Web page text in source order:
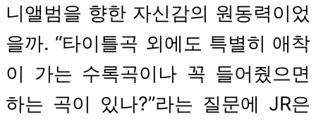
니앨범을 향한 자신감의 원동력이었
을까. “타이틀곡 외에도 특별히 애착
이 가는 수록곡이나 꼭 들어줬으면
하는 곡이 있나?”라는 질문에 JR은